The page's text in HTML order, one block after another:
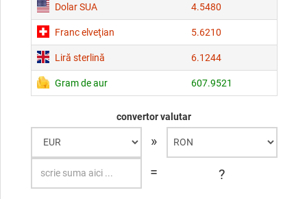
Dolar SUA 4.5480
Franc elveţian 5.6210
Liră sterlină 6.1244
Gram de aur 607.9521
convertor valutar
»
=
?